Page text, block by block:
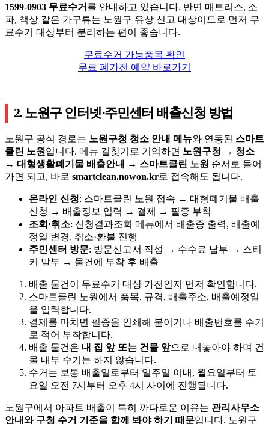
1599-0903 무료수거 를 안내하고 있습니다. 반면 매트리스, 소
파, 책상 같은 가구류는 노원구 유상 신고 대상이므로 먼저 무
료수거 대상부터 분리하는 편이 좋습니다.
무료수거 가능품목 확인
무료 폐가전 예약 바로가기
2. 노원구 인터넷·주민센터 배출신청 방법
노원구 공식 경로는 노원구청 청소 안내 메뉴와 연동된 스마트
클린 노원 입니다. 메뉴 길찾기로 기억하면 노원구청 → 청소
→ 대형생활폐기물 배출안내 → 스마트클린 노원 순서로 들어
가면 되고, 바로 smartclean.nowon.kr로 접속해도 됩니다.
온라인 신청: 스마트클린 노원 접속 → 대형폐기물 배출
신청 → 배출정보 입력 → 결제 → 필증 부착
조회·취소: 신청결과조회 메뉴에서 배출증 출력, 배출예
정일 변경, 취소·환불 진행
주민센터 방문: 방문신고서 작성 → 수수료 납부 → 스티
커 발부 → 물건에 부착 후 배출
배출 물건이 무료수거 대상 가전인지 먼저 확인합니다.
스마트클린 노원에서 품목, 규격, 배출주소, 배출예정일
을 입력합니다.
결제를 마치면 필증을 인쇄해 붙이거나 배출번호를 수기
로 적어 부착합니다.
배출 물건은 내 집 앞 또는 건물 앞으로 내놓아야 하며 건
물 내부 수거는 하지 않습니다.
수거는 보통 배출일로부터 일주일 이내, 월요일부터 토
요일 오전 7시부터 오후 4시 사이에 진행됩니다.
노원구에서 아파트 배출이 특히 까다로운 이유는 관리사무소
안내와 구청 수거 기준을 함께 봐야 하기 때문입니다. 노원구